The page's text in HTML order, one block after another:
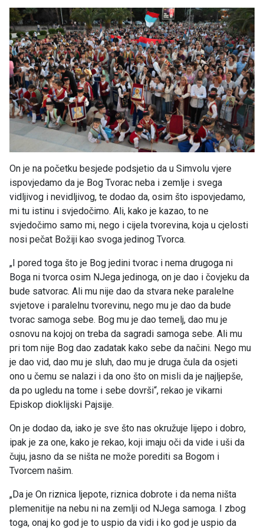
On je na početku besjede podsjetio da u Simvolu vjere
ispovjedamo da je Bog Tvorac neba i zemlje i svega
vidljivog i nevidljivog, te dodao da, osim što ispovjedamo,
mi tu istinu i svjedočimo. Ali, kako je kazao, to ne
svjedočimo samo mi, nego i cijela tvorevina, koja u cjelosti
nosi pečat Božiji kao svoga jedinog Tvorca.
„I pored toga što je Bog jedini tvorac i nema drugoga ni
Boga ni tvorca osim NJega jedinoga, on je dao i čovjeku da
bude satvorac. Ali mu nije dao da stvara neke paralelne
svjetove i paralelnu tvorevinu, nego mu je dao da bude
tvorac samoga sebe. Bog mu je dao temelj, dao mu je
osnovu na kojoj on treba da sagradi samoga sebe. Ali mu
pri tom nije Bog dao zadatak kako sebe da načini. Nego mu
je dao vid, dao mu je sluh, dao mu je druga čula da osjeti
ono u čemu se nalazi i da ono što on misli da je najljepše,
da po ugledu na tome i sebe dovrši“, rekao je vikarni
Episkop dioklijski Pajsije.
On je dodao da, iako je sve što nas okružuje lijepo i dobro,
ipak je za one, kako je rekao, koji imaju oči da vide i uši da
čuju, jasno da se ništa ne može porediti sa Bogom i
Tvorcem našim.
„Da je On riznica ljepote, riznica dobrote i da nema ništa
plemenitije na nebu ni na zemlji od NJega samoga. I zbog
toga, onaj ko god je to uspio da vidi i ko god je uspio da